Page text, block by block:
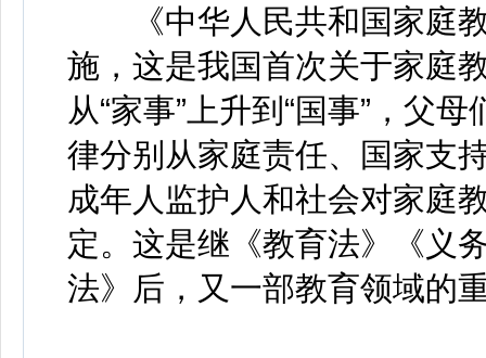
《中华人民共和国家庭教
施，这是我国首次关于家庭
从“家事”上升到“国事”，父
律分别从家庭责任、国家支
成年人监护人和社会对家庭
定。这是继《教育法》《义
法》后，又一部教育领域的